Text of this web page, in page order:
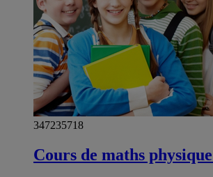
347235718
Cours de maths